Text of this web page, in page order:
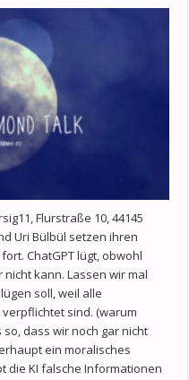
Flurstraße 10, 44145
Uri Bülbül setzen ihren
ChatGPT lügt, obwohl
kann. Lassen wir mal
soll, weil alle
sind. (warum
dass wir noch gar nicht
ein moralisches
die KI falsche Informationen